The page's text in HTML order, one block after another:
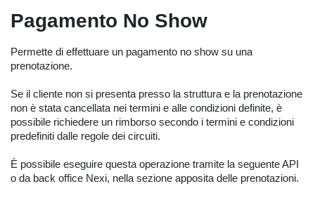
Pagamento No Show
Permette di effettuare un pagamento no show su una
prenotazione.
Se il cliente non si presenta presso la struttura e la prenotazione
non è stata cancellata nei termini e alle condizioni definite, è
possibile richiedere un rimborso secondo i termini e condizioni
predefiniti dalle regole dei circuiti.
È possibile eseguire questa operazione tramite la seguente API
o da back office Nexi, nella sezione apposita delle prenotazioni.